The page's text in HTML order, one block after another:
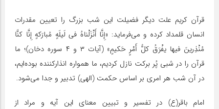
قرآن کریم علت دیگر فضیلت این شب بزرگ را تعیین مقدرات
انسان قلمداد کرده و می‌فرماید: «إِنَّا أَنْزَلْناهُ فی لَیلَهٍ مُبارَکهٍ إِنَّا کنَّا
مُنْذِرینَ فیها یفْرَقُ کلُّ أَمْرٍ حَکیمٍ» (آیات ۳ و ۴ سوره دخان)؛ ما
قرآن را در شبی پُر برکت نازل کردیم، ما همواره انذارکننده بوده‌ایم،
در آن شب هر امری بر اساس حکمت (الهی) تدبیر و جدا می‌شود.
امام باقر(ع) در تفسیر و تبیین معنای این آیه و مراد از